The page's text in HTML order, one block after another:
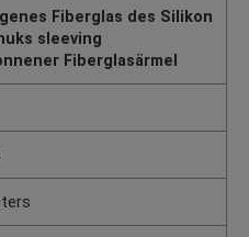
Fiberglas des Silikon
sleeving
Fiberglasärmel